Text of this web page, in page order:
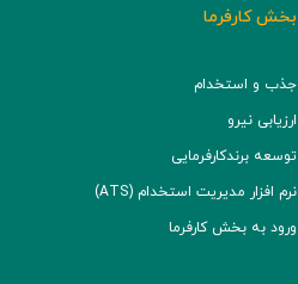
بخش کارفرما
جذب و استخدام
ارزیابی نیرو
توسعه برند‌کارفرمایی
نرم افزار مدیریت استخدام (ATS)
ورود به بخش کارفرما